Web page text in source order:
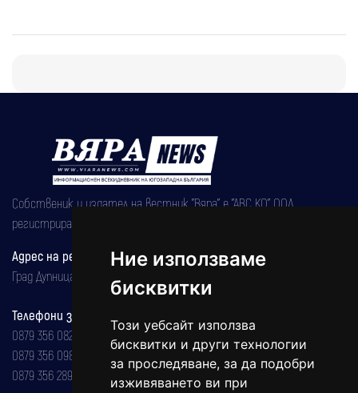
Ние използваме
бисквитки
Този уебсайт използва
бисквитки и други технологии
за проследяване, за да подобри
изживяването ви при
Собственик и издател на вестник "Вяра" е "АВС КО" ООД,
регистрирана на 08.05.2002 година.
Адрес на редакцията
Град Дупница, ул.''Христо Ботев" 43
Телефони за реклама и абонаменти
0879 356 082
0879 356 098
0879 356 289